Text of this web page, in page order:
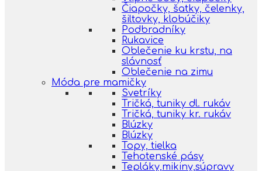
Čiapočky, šatky, čelenky,
šiltovky, klobúčiky
Podbradníky
Rukavice
Oblečenie ku krstu, na
slávnosť
Oblečenie na zimu
Móda pre mamičky
Svetríky
Tričká, tuniky dl. rukáv
Tričká, tuniky kr. rukáv
Blúzky
Blúzky
Topy, tielka
Tehotenské pásy
Tepláky,mikiny,súpravy